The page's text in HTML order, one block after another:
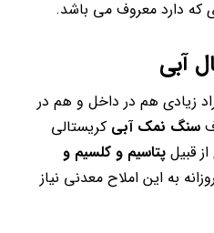
که دارد معروف می باشد.
آبی
زیادی هم در داخل و هم در
سنگ نمک آبی کریستالی
قبیل پتاسیم و کلسیم و
به این املاح معدنی نیاز